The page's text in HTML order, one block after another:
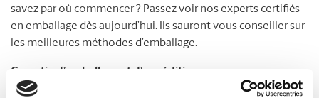
savez par où commencer ? Passez voir nos experts certifiés
en emballage dès aujourd’hui. Ils sauront vous conseiller sur
les meilleures méthodes d’emballage.
Garantie d’emballage et d’expédition